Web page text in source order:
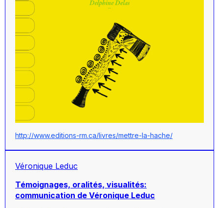
http://www.editions-rm.ca/livres/mettre-la-hache/
Véronique Leduc
Témoignages, oralités, visualités:
communication de Véronique Leduc